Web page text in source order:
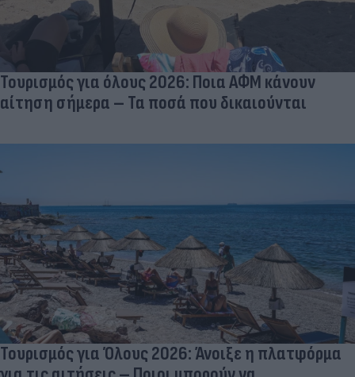
Τουρισμός για όλους 2026: Ποια ΑΦΜ κάνουν
αίτηση σήμερα – Τα ποσά που δικαιούνται
Τουρισμός για Όλους 2026: Άνοιξε η πλατφόρμα